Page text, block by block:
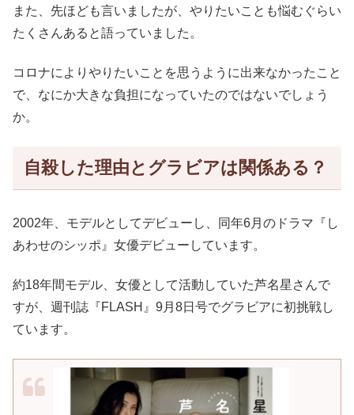
また、先ほども言いましたが、やりたいことも悩むぐらい
たくさんあると語っていました。
コロナによりやりたいことを思うように出来なかったこと
で、なにか大きな負担になっていたのではないでしょう
か。
自殺した理由とグラビアは関係ある？
2002年、モデルとしてデビューし、同年6月のドラマ『し
あわせのシッポ』女優デビューしています。
約18年間モデル、女優として活動していた芦名星さんで
すが、週刊誌『FLASH』9月8日号でグラビアに初挑戦し
ています。